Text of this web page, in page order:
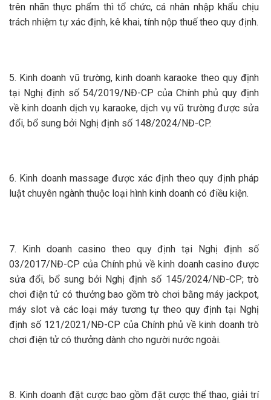
trên nhãn thực phẩm thì tổ chức, cá nhân nhập khẩu chịu
trách nhiệm tự xác định, kê khai, tính nộp thuế theo quy định.
5. Kinh doanh vũ trường, kinh doanh karaoke theo quy định
tại Nghị định số 54/2019/NĐ-CP của Chính phủ quy định
về kinh doanh dịch vụ karaoke, dịch vụ vũ trường được sửa
đổi, bổ sung bởi Nghị định số 148/2024/NĐ-CP.
6. Kinh doanh massage được xác định theo quy định pháp
luật chuyên ngành thuộc loại hình kinh doanh có điều kiện.
7. Kinh doanh casino theo quy định tại Nghị định số
03/2017/NĐ-CP của Chính phủ về kinh doanh casino được
sửa đổi, bổ sung bởi Nghị định số 145/2024/NĐ-CP; trò
chơi điện tử có thưởng bao gồm trò chơi bằng máy jackpot,
máy slot và các loại máy tương tự theo quy định tại Nghị
định số 121/2021/NĐ-CP của Chính phủ về kinh doanh trò
chơi điện tử có thưởng dành cho người nước ngoài.
8. Kinh doanh đặt cược bao gồm đặt cược thể thao, giải trí